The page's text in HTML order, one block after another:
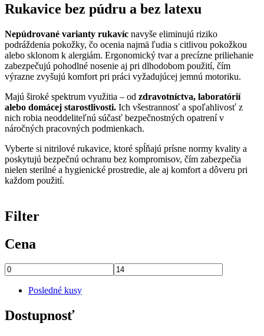
Rukavice bez púdru a bez latexu
Nepúdrované varianty rukavíc navyše eliminujú riziko
podráždenia pokožky, čo ocenia najmä ľudia s citlivou pokožkou
alebo sklonom k alergiám. Ergonomický tvar a precízne priliehanie
zabezpečujú pohodlné nosenie aj pri dlhodobom použití, čím
výrazne zvyšujú komfort pri práci vyžadujúcej jemnú motoriku.
Majú široké spektrum využitia – od zdravotníctva, laboratórií
alebo domácej starostlivosti. Ich všestrannosť a spoľahlivosť z
nich robia neoddeliteľnú súčasť bezpečnostných opatrení v
náročných pracovných podmienkach.
Vyberte si nitrilové rukavice, ktoré spĺňajú prísne normy kvality a
poskytujú bezpečnú ochranu bez kompromisov, čím zabezpečia
nielen sterilné a hygienické prostredie, ale aj komfort a dôveru pri
každom použití.
Filter
Cena
Posledné kusy
Dostupnosť